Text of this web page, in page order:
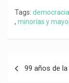
Tags: democracia
, minorías y
99 años de